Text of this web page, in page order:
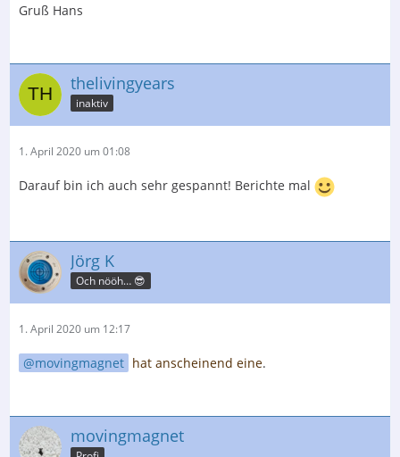
Gruß Hans
thelivingyears
inaktiv
1. April 2020 um 01:08
Darauf bin ich auch sehr gespannt! Berichte mal
Jörg K
Och nööh… 😎
1. April 2020 um 12:17
movingmagnet hat anscheinend eine.
movingmagnet